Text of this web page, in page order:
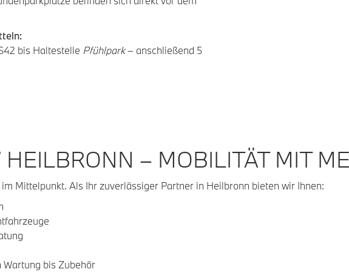
bis Haltestelle Pfühlpark– anschließend 5
– MOBILITÄT MIT
Mittelpunkt. Als Ihr zuverlässiger Partner in Heilbronn bieten wir Ihnen:
bis Zubehör